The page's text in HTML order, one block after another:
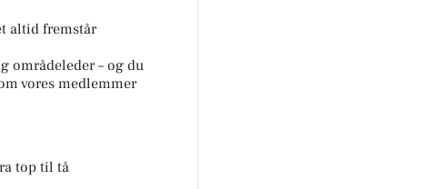
altid fremstår
områdeleder – og du
vores medlemmer
top til tå